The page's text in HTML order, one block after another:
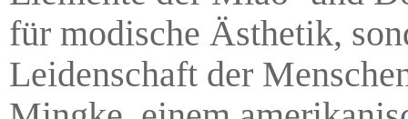
für modische Ästhetik,
Leidenschaft der